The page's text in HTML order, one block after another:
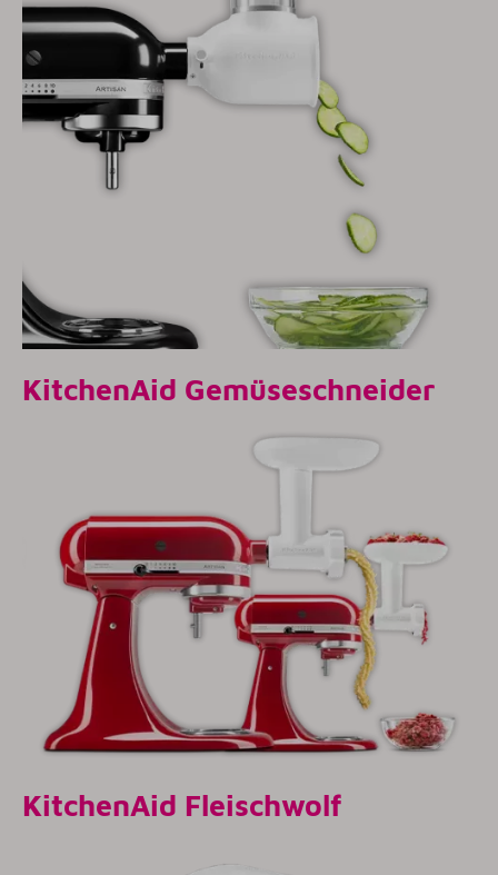
KitchenAid Gemüseschneider
KitchenAid Fleischwolf